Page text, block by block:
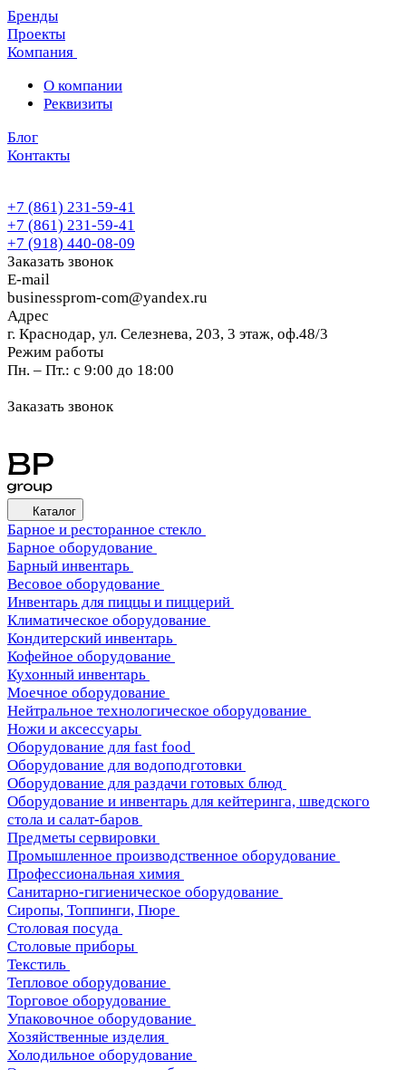
Бренды
Проекты
Компания
О компании
Реквизиты
Блог
Контакты
+7 (861) 231-59-41
+7 (861) 231-59-41
+7 (918) 440-08-09
Заказать звонок
E-mail
businessprom-com@yandex.ru
Адрес
г. Краснодар, ул. Селезнева, 203, 3 этаж, оф.48/3
Режим работы
Пн. – Пт.: с 9:00 до 18:00
Заказать звонок
Каталог
Барное и ресторанное стекло
Барное оборудование
Барный инвентарь
Весовое оборудование
Инвентарь для пиццы и пиццерий
Климатическое оборудование
Кондитерский инвентарь
Кофейное оборудование
Кухонный инвентарь
Моечное оборудование
Нейтральное технологическое оборудование
Ножи и аксессуары
Оборудование для fast food
Оборудование для водоподготовки
Оборудование для раздачи готовых блюд
Оборудование и инвентарь для кейтеринга, шведского
стола и салат-баров
Предметы сервировки
Промышленное производственное оборудование
Профессиональная химия
Санитарно-гигиеническое оборудование
Сиропы, Топпинги, Пюре
Столовая посуда
Столовые приборы
Текстиль
Тепловое оборудование
Торговое оборудование
Упаковочное оборудование
Хозяйственные изделия
Холодильное оборудование